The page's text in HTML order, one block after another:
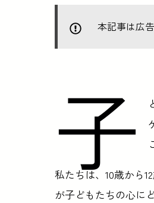
本記事は広
子
私たちは、10歳から
が子どもたちの心に